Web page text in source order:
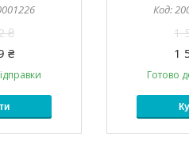
₴
₴
1
1
Готово